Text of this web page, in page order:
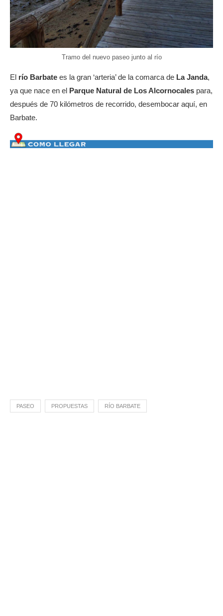
Tramo del nuevo paseo junto al río
El río Barbate es la gran ‘arteria’ de la comarca de La Janda,
ya que nace en el Parque Natural de Los Alcornocales para,
después de 70 kilómetros de recorrido, desembocar aquí, en
Barbate.
PASEO PROPUESTAS RÍO BARBATE